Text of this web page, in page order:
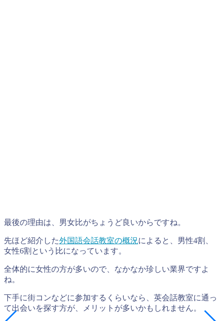
最後の理由は、男女比がちょうど良いからですね。
先ほど紹介した外国語会話教室の概況によると、男性4割、
女性6割という比になっています。
全体的に女性の方が多いので、なかなか珍しい業界ですよ
ね。
下手に街コンなどに参加するくらいなら、英会話教室に通っ
て出会いを探す方が、メリットが多いかもしれません。